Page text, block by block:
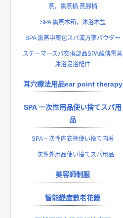
蒸，熏蒸桶 蒸腳桶
SPA 熏蒸木箱，沐浴木盆
SPA 熏蒸中藥包スパ漢方薬パウダー
スチーマースパ交換部品SPA藏傳熏蒸
沐浴足浴配件
耳穴療法用品ear point therapy
SPA 一次性用品使い捨てスパ用
品
SPA一次性内衣裤使い捨て内着
一次性外用品使い捨てスパ用品
美容師制服
智能變度數老花鏡